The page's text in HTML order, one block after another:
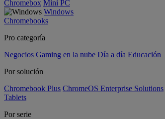
Chromebox Mini PC
Windows
Chromebooks
Pro categoría
Negocios Gaming en la nube Día a día Educación
Por solución
Chromebook Plus ChromeOS Enterprise Solutions
Tablets
Por serie